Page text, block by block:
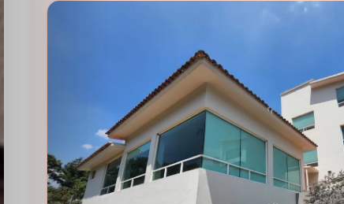
Casting
HolliKids
Contacto